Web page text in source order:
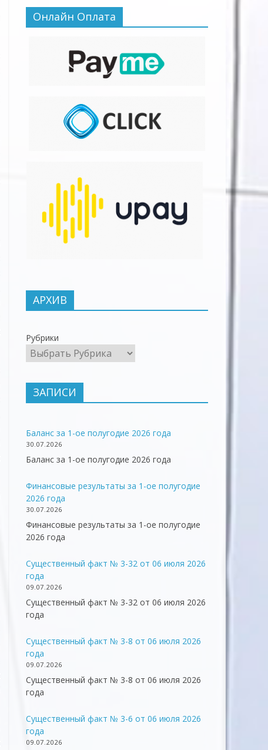
Онлайн Оплата
АРХИВ
Рубрики
ЗАПИСИ
Баланс за 1-ое полугодие 2026 года
30.07.2026
Баланс за 1-ое полугодие 2026 года
Финансовые результаты за 1-ое полугодие
2026 года
30.07.2026
Финансовые результаты за 1-ое полугодие
2026 года
Существенный факт № 3-32 от 06 июля 2026
года
09.07.2026
Существенный факт № 3-32 от 06 июля 2026
года
Существенный факт № 3-8 от 06 июля 2026
года
09.07.2026
Существенный факт № 3-8 от 06 июля 2026
года
Существенный факт № 3-6 от 06 июля 2026
года
09.07.2026